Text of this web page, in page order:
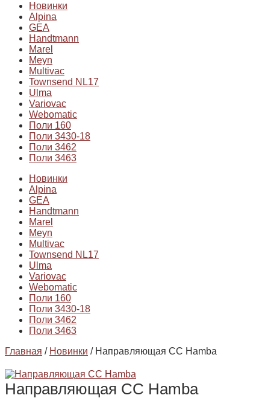
Новинки
Alpina
GEA
Handtmann
Marel
Meyn
Multivac
Townsend NL17
Ulma
Variovac
Webomatic
Поли 160
Поли 3430-18
Поли 3462
Поли 3463
Новинки
Alpina
GEA
Handtmann
Marel
Meyn
Multivac
Townsend NL17
Ulma
Variovac
Webomatic
Поли 160
Поли 3430-18
Поли 3462
Поли 3463
Главная / Новинки / Направляющая СС Hamba
Направляющая СС Hamba